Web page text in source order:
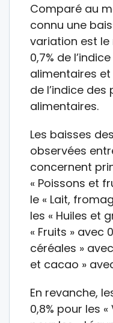
Comparé au
connu une
variation est
0,7% de
alimentaires et
de l’indice
alimentaires.
Les baisses
observées
concernent
« Poissons et
le « Lait,
les « Huiles et
« Fruits » avec
céréales »
et cacao » avec
En revanche,
0,8% pour les